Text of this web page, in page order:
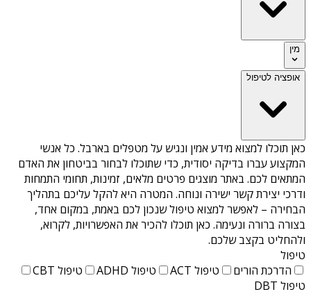
מין
אופציה לטיפול
כאן תוכלו למצוא מידע אמין ונגיש על מטפלים בארבל. כל אנשי
המקצוע עברו בדיקה יסודית, כדי שתוכלו לבחור בביטחון את האדם
המתאים לכם. באתר מוצגים פרטים מלאים, זמינות, תחומי התמחות
ודרכי יצירת קשר ישירה ונוחה. המטרה היא להקל עליכם בתהליך
הבחירה – לאפשר למצוא טיפול שנכון לכם באמת, במקום אחד,
בצורה ברורה ונעימה. כאן תוכלו להכיר את האפשרויות, לקרוא,
ולהחליט בקצב שלכם.
טיפול
הדרכת הורים
טיפול ACT טיפול ADHD
טיפול CBT
טיפול DBT